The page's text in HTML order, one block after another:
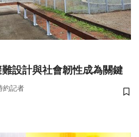
設計與社會韌性成為關鍵
約記者
儲